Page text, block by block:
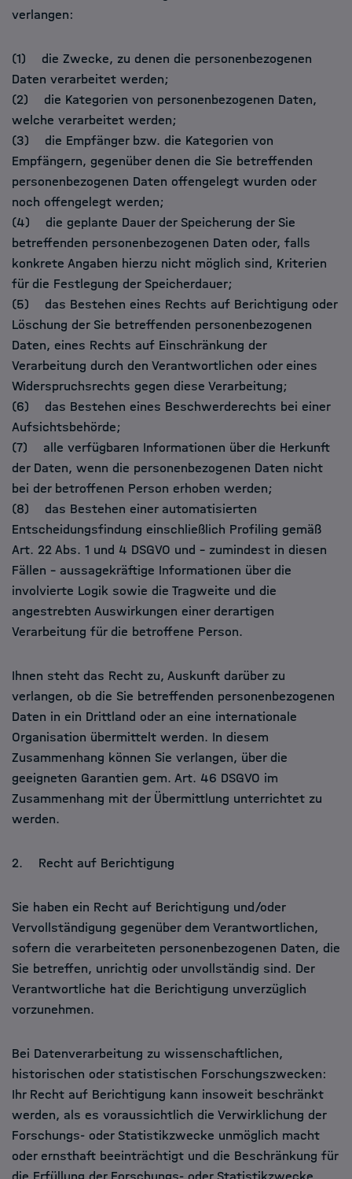
verlangen:
(1) die Zwecke, zu denen die personenbezogenen
Daten verarbeitet werden;
(2) die Kategorien von personenbezogenen Daten,
welche verarbeitet werden;
(3) die Empfänger bzw. die Kategorien von
Empfängern, gegenüber denen die Sie betreffenden
personenbezogenen Daten offengelegt wurden oder
noch offengelegt werden;
(4) die geplante Dauer der Speicherung der Sie
betreffenden personenbezogenen Daten oder, falls
konkrete Angaben hierzu nicht möglich sind, Kriterien
für die Festlegung der Speicherdauer;
(5) das Bestehen eines Rechts auf Berichtigung oder
Löschung der Sie betreffenden personenbezogenen
Daten, eines Rechts auf Einschränkung der
Verarbeitung durch den Verantwortlichen oder eines
Widerspruchsrechts gegen diese Verarbeitung;
(6) das Bestehen eines Beschwerderechts bei einer
Aufsichtsbehörde;
(7) alle verfügbaren Informationen über die Herkunft
der Daten, wenn die personenbezogenen Daten nicht
bei der betroffenen Person erhoben werden;
(8) das Bestehen einer automatisierten
Entscheidungsfindung einschließlich Profiling gemäß
Art. 22 Abs. 1 und 4 DSGVO und – zumindest in diesen
Fällen – aussagekräftige Informationen über die
involvierte Logik sowie die Tragweite und die
angestrebten Auswirkungen einer derartigen
Verarbeitung für die betroffene Person.
Ihnen steht das Recht zu, Auskunft darüber zu
verlangen, ob die Sie betreffenden personenbezogenen
Daten in ein Drittland oder an eine internationale
Organisation übermittelt werden. In diesem
Zusammenhang können Sie verlangen, über die
geeigneten Garantien gem. Art. 46 DSGVO im
Zusammenhang mit der Übermittlung unterrichtet zu
werden.
2. Recht auf Berichtigung
Sie haben ein Recht auf Berichtigung und/oder
Vervollständigung gegenüber dem Verantwortlichen,
sofern die verarbeiteten personenbezogenen Daten, die
Sie betreffen, unrichtig oder unvollständig sind. Der
Verantwortliche hat die Berichtigung unverzüglich
vorzunehmen.
Bei Datenverarbeitung zu wissenschaftlichen,
historischen oder statistischen Forschungszwecken:
Ihr Recht auf Berichtigung kann insoweit beschränkt
werden, als es voraussichtlich die Verwirklichung der
Forschungs- oder Statistikzwecke unmöglich macht
oder ernsthaft beeinträchtigt und die Beschränkung für